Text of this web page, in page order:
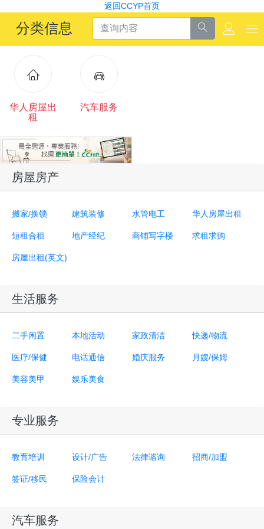
返回CCYP首页
分类信息
华人房屋出
租
汽车服务
房屋房产
搬家/换锁 建筑装修 水管电工 华人房屋出租
短租合租 地产经纪 商铺写字楼 求租求购
房屋出租(英文)
生活服务
二手闲置 本地活动 家政清洁 快递/物流
医疗/保健 电话通信 婚庆服务 月嫂/保姆
美容美甲 娱乐美食
专业服务
教育培训 设计/广告 法律谘询 招商/加盟
签证/移民 保险会计
汽车服务